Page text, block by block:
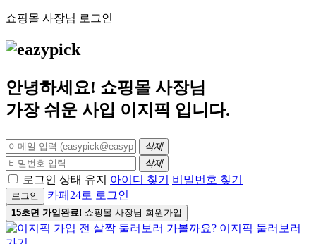
쇼핑몰 사장님 로그인
안녕하세요! 쇼핑몰 사장님
가장 쉬운 사입 이지픽 입니다.
삭제
삭제
로그인 상태 유지 아이디 찾기 비밀번호 찾기
로그인 카페24로 로그인
15초면 가입완료! 쇼핑몰 사장님 회원가입